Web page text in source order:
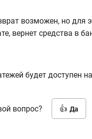
возможен, но для
вернет средства в
будет доступен
вопрос? Да